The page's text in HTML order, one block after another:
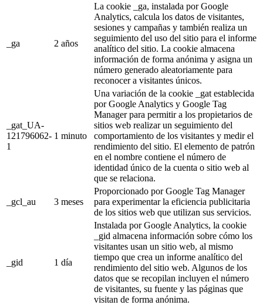
_ga 2 años
La cookie _ga, instalada por Google
Analytics, calcula los datos de visitantes,
sesiones y campañas y también realiza un
seguimiento del uso del sitio para el informe
analítico del sitio. La cookie almacena
información de forma anónima y asigna un
número generado aleatoriamente para
reconocer a visitantes únicos.
_gat_UA-
121796062-
1
1 minuto
Una variación de la cookie _gat establecida
por Google Analytics y Google Tag
Manager para permitir a los propietarios de
sitios web realizar un seguimiento del
comportamiento de los visitantes y medir el
rendimiento del sitio. El elemento de patrón
en el nombre contiene el número de
identidad único de la cuenta o sitio web al
que se relaciona.
_gcl_au 3 meses
Proporcionado por Google Tag Manager
para experimentar la eficiencia publicitaria
de los sitios web que utilizan sus servicios.
_gid 1 día
Instalada por Google Analytics, la cookie
_gid almacena información sobre cómo los
visitantes usan un sitio web, al mismo
tiempo que crea un informe analítico del
rendimiento del sitio web. Algunos de los
datos que se recopilan incluyen el número
de visitantes, su fuente y las páginas que
visitan de forma anónima.